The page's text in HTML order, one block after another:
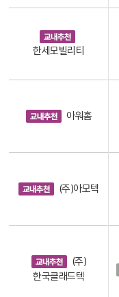
한세모빌리티
아워홈
(주)아모텍
(주)
한국클래드텍